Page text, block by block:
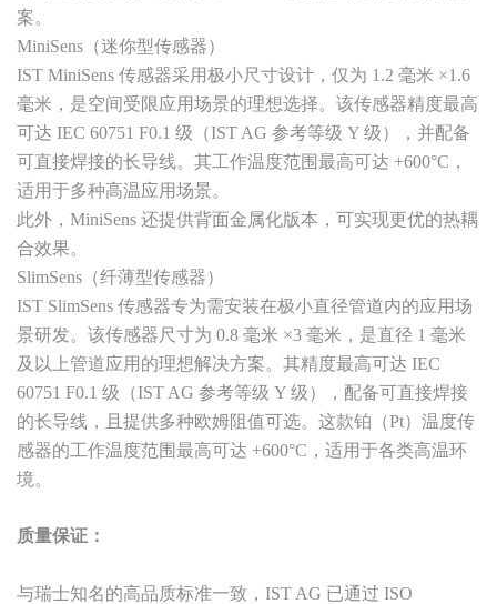
案。
MiniSens（迷你型传感器）
IST MiniSens 传感器采用极小尺寸设计，仅为 1.2 毫米 ×1.6
毫米，是空间受限应用场景的理想选择。该传感器精度最高
可达 IEC 60751 F0.1 级（IST AG 参考等级 Y 级），并配备
可直接焊接的长导线。其工作温度范围最高可达 +600°C，
适用于多种高温应用场景。
此外，MiniSens 还提供背面金属化版本，可实现更优的热耦
合效果。
SlimSens（纤薄型传感器）
IST SlimSens 传感器专为需安装在极小直径管道内的应用场
景研发。该传感器尺寸为 0.8 毫米 ×3 毫米，是直径 1 毫米
及以上管道应用的理想解决方案。其精度最高可达 IEC
60751 F0.1 级（IST AG 参考等级 Y 级），配备可直接焊接
的长导线，且提供多种欧姆阻值可选。这款铂（Pt）温度传
感器的工作温度范围最高可达 +600°C，适用于各类高温环
境。
质量保证：
与瑞士知名的高品质标准一致，IST AG 已通过 ISO